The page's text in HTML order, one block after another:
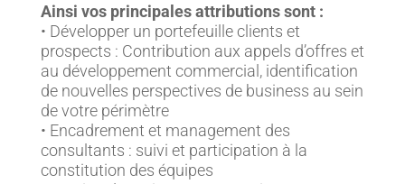
Ainsi vos principales attributions sont :
• Développer un portefeuille clients et
prospects : Contribution aux appels d’offres et
au développement commercial, identification
de nouvelles perspectives de business au sein
de votre périmètre
• Encadrement et management des
consultants : suivi et participation à la
constitution des équipes